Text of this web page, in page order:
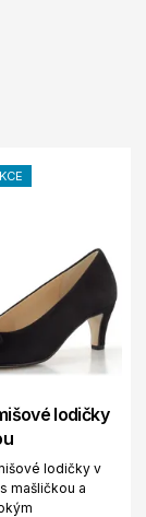
lodičky
lodičky v
mašličkou a